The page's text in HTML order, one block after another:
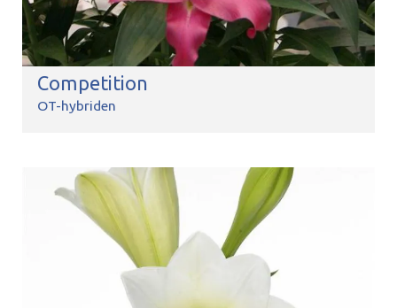
Competition
OT-hybriden